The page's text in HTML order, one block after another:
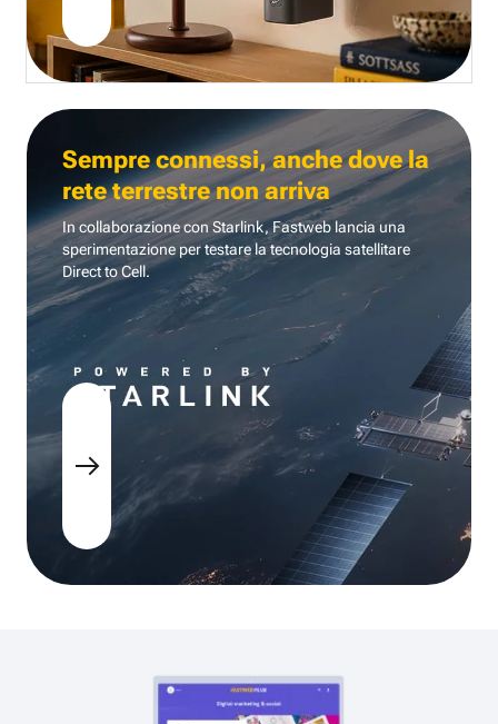
Sempre connessi, anche dove la
rete terrestre non arriva
In collaborazione con Starlink, Fastweb lancia una
sperimentazione per testare la tecnologia satellitare
Direct to Cell.